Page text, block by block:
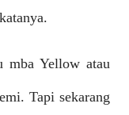
mba Yellow atau
Tapi sekarang